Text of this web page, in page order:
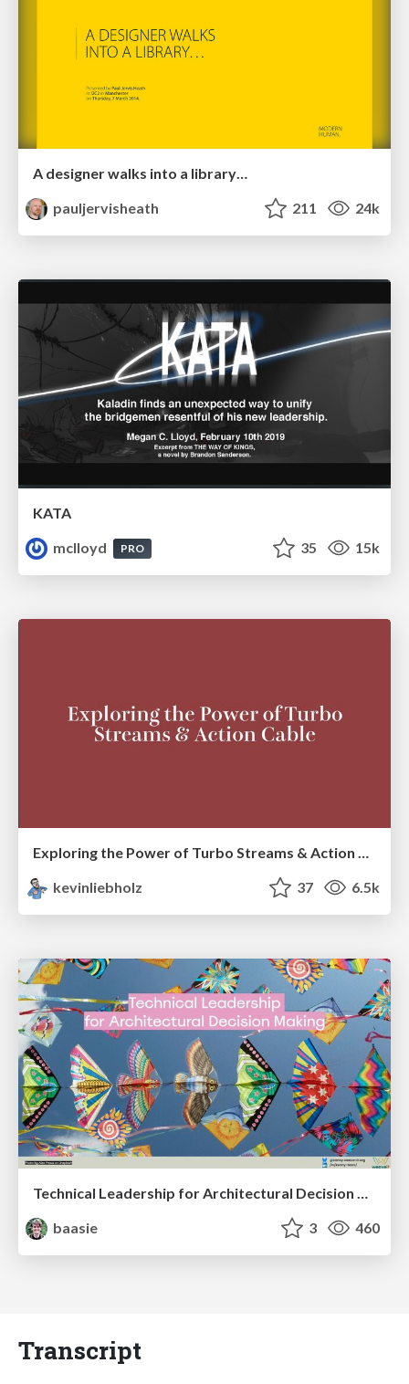
A designer walks into a library…
pauljervisheath
211 24k
KATA
mclloyd
PRO 35 15k
Exploring the Power of Turbo Streams & Action Cable | RailsConf2023
kevinliebholz
37 6.5k
Technical Leadership for Architectural Decision Making
baasie
3 460
Transcript